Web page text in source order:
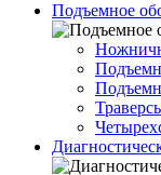
Подъемное